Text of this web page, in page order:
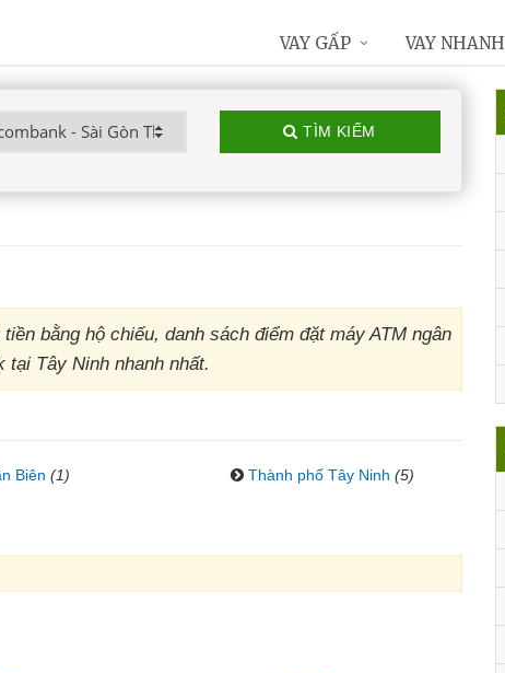
TÌM KIẾM
bằng hộ chiếu, danh sách điểm đặt máy ATM ngân
Tây Ninh nhanh nhất.
Biên (1) Thành phố Tây Ninh (5)
VAY GẤP VAY NHANH